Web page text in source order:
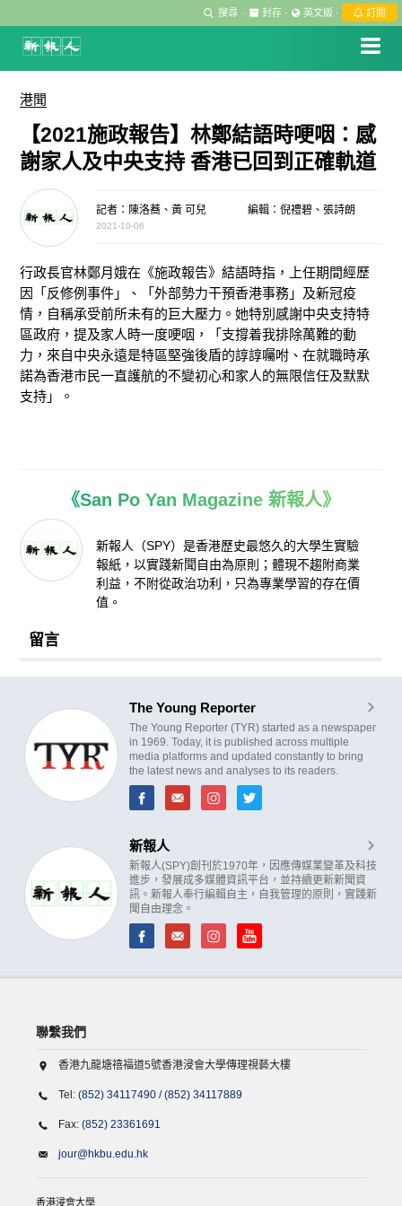
搜尋 · 封存 · 英文版 · 訂閱
港聞
【2021施政報告】林鄭結語時哽咽：感
謝家人及中央支持 香港已回到正確軌道
記者：陳洛蕎、黃 可兒 編輯：倪禮碧、張詩朗
2021-10-06
行政長官林鄭月娥在《施政報告》結語時指，上任期間經歷
因「反修例事件」、「外部勢力干預香港事務」及新冠疫
情，自稱承受前所未有的巨大壓力。她特別感謝中央支持特
區政府，提及家人時一度哽咽，「支撐着我排除萬難的動
力，來自中央永遠是特區堅強後盾的諄諄囑咐、在就職時承
諾為香港市民一直護航的不變初心和家人的無限信任及默默
支持」。
《San Po Yan Magazine 新報人》
新報人（SPY）是香港歷史最悠久的大學生實驗
報紙，以實踐新聞自由為原則；體現不趨附商業
利益，不附從政治功利，只為專業學習的存在價
值。
留言
The Young Reporter
The Young Reporter (TYR) started as a newspaper
in 1969. Today, it is published across multiple
media platforms and updated constantly to bring
the latest news and analyses to its readers.
新報人
新報人(SPY)創刊於1970年，因應傳媒業變革及科技
進步，發展成多媒體資訊平台，並持續更新新聞資
訊。新報人奉行編輯自主，自我管理的原則，實踐新
聞自由理念。
聯繫我們
香港九龍塘禧福道5號香港浸會大學傳理視藝大樓
Tel: (852) 34117490 /(852) 34117889
Fax: (852) 23361691
jour@hkbu.edu.hk
香港浸會大學